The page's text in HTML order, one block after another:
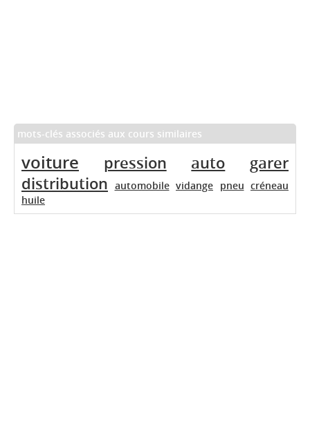
mots-clés associés aux cours similaires
voiture pression auto
garer
distribution automobile vidange pneu créneau
huile